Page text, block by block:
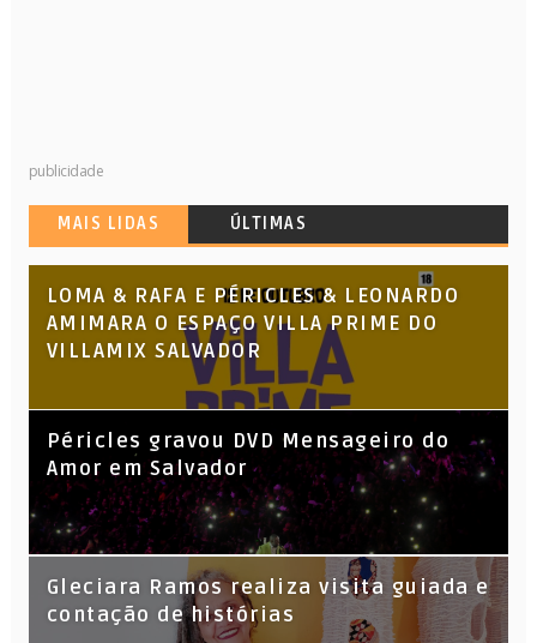
publicidade
MAIS LIDAS ÚLTIMAS
LOMA & RAFA E PÉRICLES & LEONARDO
AMIMARA O ESPAÇO VILLA PRIME DO
VILLAMIX SALVADOR
Péricles gravou DVD Mensageiro do
Amor em Salvador
KL Jay (Racionais MC’s), DJ Raíz e DJ
Leandro Vitrola na BIGSHAKE 14
Gleciara Ramos realiza visita guiada e
contação de histórias